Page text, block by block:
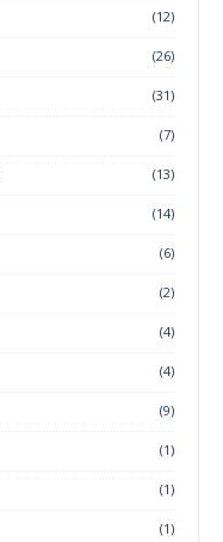
(12)
(26)
(31)
(7)
(13)
(14)
(6)
(2)
(4)
(4)
(9)
(1)
(1)
(1)